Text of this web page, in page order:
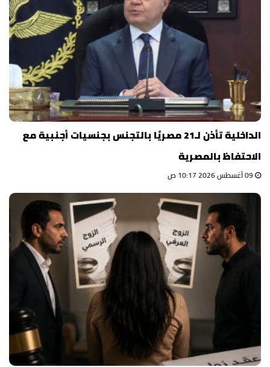
الداخلية تأذن لـ21 مصريًا بالتجنس بجنسيات أجنبية مع
الاحتفاظ بالمصرية